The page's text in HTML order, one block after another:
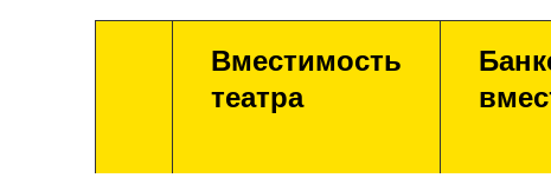
Вместимость
театра